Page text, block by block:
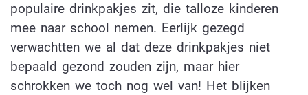
populaire drinkpakjes zit, die talloze kinderen
mee naar school nemen. Eerlijk gezegd
verwachtten we al dat deze drinkpakjes niet
bepaald gezond zouden zijn, maar hier
schrokken we toch nog wel van! Het blijken